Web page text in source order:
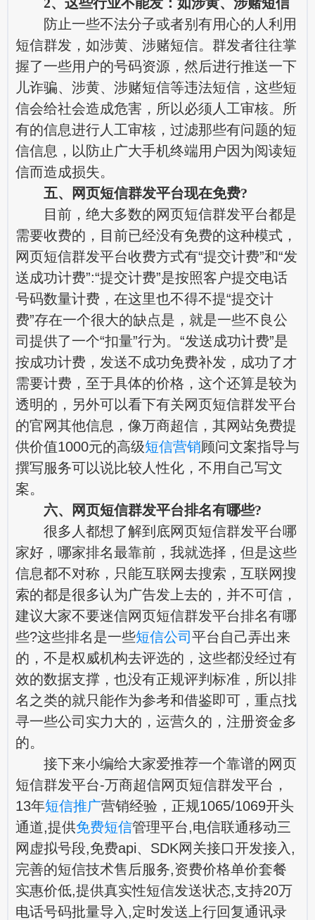
防止一些不法分子或者别有用心的人利用
短信群发，如涉黄、涉赌短信。群发者往往掌
握了一些用户的号码资源，然后进行推送一下
儿诈骗、涉黄、涉赌短信等违法短信，这些短
信会给社会造成危害，所以必须人工审核。所
有的信息进行人工审核，过滤那些有问题的短
信信息，以防止广大手机终端用户因为阅读短
信而造成损失。
五、网页短信群发平台现在免费?
目前，绝大多数的网页短信群发平台都是
需要收费的，目前已经没有免费的这种模式，
网页短信群发平台收费方式有“提交计费”和“发
送成功计费”:“提交计费”是按照客户提交电话
号码数量计费，在这里也不得不提“提交计
费”存在一个很大的缺点是，就是一些不良公
司提供了一个“扣量”行为。“发送成功计费”是
按成功计费，发送不成功免费补发，成功了才
需要计费，至于具体的价格，这个还算是较为
透明的，另外可以看下有关网页短信群发平台
的官网其他信息，像万商超信，其网站免费提
供价值1000元的高级短信营销顾问文案指导与
撰写服务可以说比较人性化，不用自己写文
案。
六、网页短信群发平台排名有哪些?
很多人都想了解到底网页短信群发平台哪
家好，哪家排名最靠前，我就选择，但是这些
信息都不对称，只能互联网去搜索，互联网搜
索的都是很多认为广告发上去的，并不可信，
建议大家不要迷信网页短信群发平台排名有哪
些?这些排名是一些短信公司 平台自己弄出来
的，不是权威机构去评选的，这些都没经过有
效的数据支撑，也没有正规评判标准，所以排
名之类的就只能作为参考和借鉴即可，重点找
寻一些公司实力大的，运营久的，注册资金多
的。
接下来小编给大家爱推荐一个靠谱的网页
短信群发平台-万商超信网页短信群发平台，
13年短信推广营销经验，正规1065/1069开头
通道,提供免费短信管理平台,电信联通移动三
网虚拟号段,免费api、SDK网关接口开发接入,
完善的短信技术售后服务,资费价格单价套餐
实惠价低,提供真实性短信发送状态,支持20万
电话号码批量导入,定时发送上行回复通讯录